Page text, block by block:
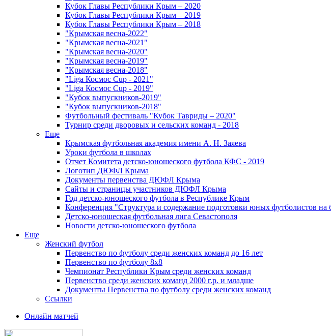
Кубок Главы Республики Крым – 2020
Кубок Главы Республики Крым – 2019
Кубок Главы Республики Крым – 2018
"Крымская весна-2022"
"Крымская весна-2021"
"Крымская весна-2020"
"Крымская весна-2019"
"Крымская весна-2018"
"Liga Космос Cup - 2021"
"Liga Космос Cup - 2019"
"Кубок выпускников-2019"
"Кубок выпускников-2018"
Футбольный фестиваль "Кубок Тавриды – 2020"
Турнир среди дворовых и сельских команд - 2018
Еще
Крымская футбольная академия имени А. Н. Заяева
Уроки футбола в школах
Отчет Комитета детско-юношеского футбола КФС - 2019
Логотип ДЮФЛ Крыма
Документы первенства ДЮФЛ Крыма
Сайты и страницы участников ДЮФЛ Крыма
Год детско-юношеского футбола в Республике Крым
Конференция "Структура и содержание подготовки юных футболистов на
Детско-юношеская футбольная лига Севастополя
Новости детско-юношеского футбола
Еще
Женский футбол
Первенство по футболу среди женских команд до 16 лет
Первенство по футболу 8х8
Чемпионат Республики Крым среди женских команд
Первенство среди женских команд 2000 г.р. и младше
Документы Первенства по футболу среди женских команд
Ссылки
Онлайн матчей